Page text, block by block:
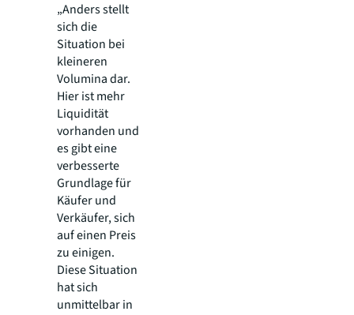
„Anders stellt
sich die
Situation bei
kleineren
Volumina dar.
Hier ist mehr
Liquidität
vorhanden und
es gibt eine
verbesserte
Grundlage für
Käufer und
Verkäufer, sich
auf einen Preis
zu einigen.
Diese Situation
hat sich
unmittelbar in